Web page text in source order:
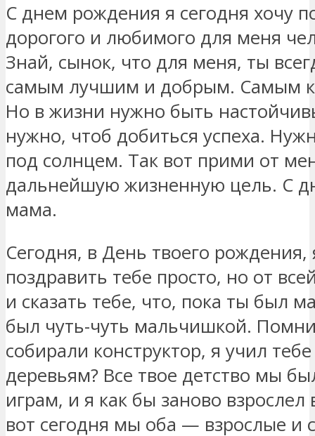
С днем рождения я сегодня хочу
дорогого и любимого для меня
Знай, сынок, что для меня, ты
самым лучшим и добрым. Самым
Но в жизни нужно быть
нужно, чтоб добиться успеха.
под солнцем. Так вот прими от
дальнейшую жизненную цель. С
мама.
Сегодня, в День твоего рождения,
поздравить тебе просто, но от
и сказать тебе, что, пока ты был
был чуть-чуть мальчишкой.
собирали конструктор, я учил
деревьям? Все твое детство мы
играм, и я как бы заново взрослел
вот сегодня мы оба — взрослые и